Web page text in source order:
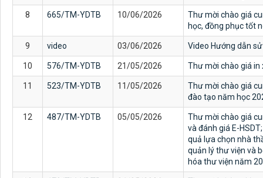
8 665/TM-YDTB 10/06/2026
Thư mời chào giá
học, đồng phục tốt
9 video 03/06/2026 Video Hướng dẫn
10 576/TM-YDTB 21/05/2026 Thư mời chào giá in
11 523/TM-YDTB 11/05/2026
Thư mời chào giá
đào tạo năm học
12 487/TM-YDTB 05/05/2026
Thư mời chào giá
và đánh giá E-
quả lựa chọn nhà
quản lý thư viện và
hóa thư viện năm